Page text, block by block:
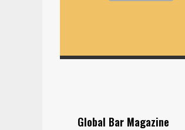
Global Bar Magazine